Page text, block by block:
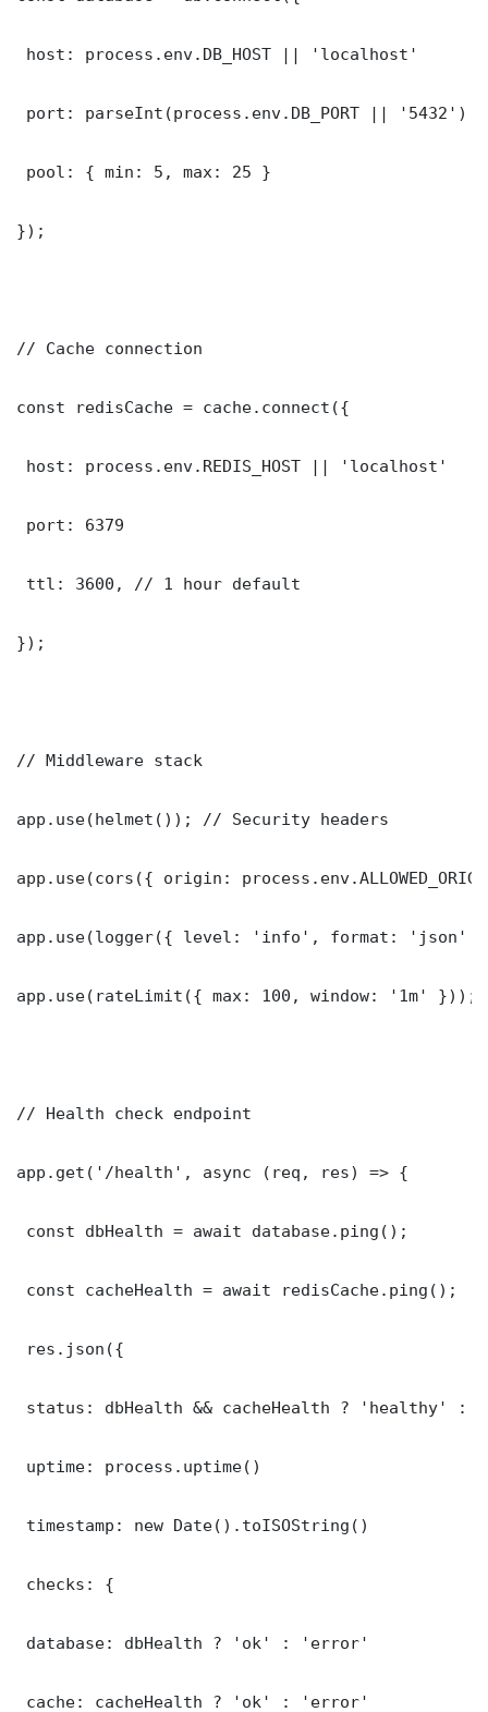
host: process.env.DB_HOST || 'localhost'
port: parseInt(process.env.DB_PORT || '5432')
pool: { min: 5, max: 25 }
});
// Cache connection
const redisCache = cache.connect({
host: process.env.REDIS_HOST || 'localhost'
port: 6379
ttl: 3600, // 1 hour default
});
// Middleware stack
app.use(helmet()); // Security headers
app.use(cors({ origin:
app.use(logger({ level: 'info', format: 'json'
app.use(rateLimit({ max: 100, window: '1m' }));
// Health check endpoint
app.get('/health', async (req, res) => {
const dbHealth = await database.ping();
const cacheHealth = await redisCache.ping();
res.json({
status: dbHealth && cacheHealth ? 'healthy' :
uptime: process.uptime()
timestamp: new Date().toISOString()
checks: {
database: dbHealth ? 'ok' : 'error'
cache: cacheHealth ? 'ok' : 'error'